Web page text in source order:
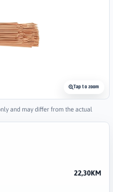
Tap to zoom
and may differ from the actual
22,30KM